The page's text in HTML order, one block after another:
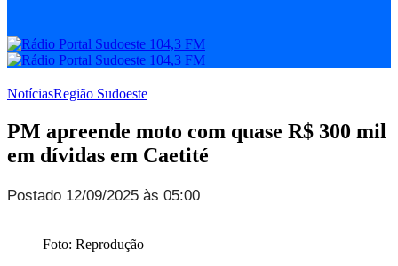
NotíciasRegião Sudoeste
PM apreende moto com quase R$ 300 mil
em dívidas em Caetité
Postado 12/09/2025 às 05:00
Foto: Reprodução